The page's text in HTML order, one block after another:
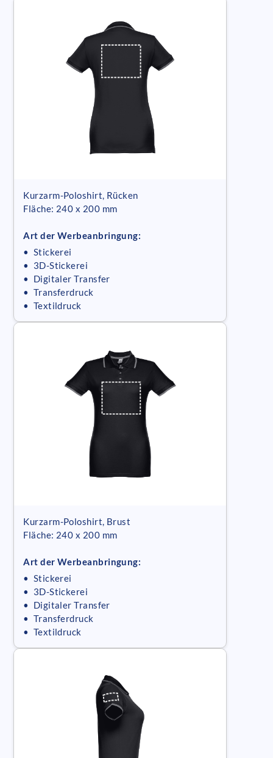
Kurzarm-Poloshirt, Rücken
Fläche: 240 x 200 mm
Art der Werbeanbringung:
• Stickerei
• 3D-Stickerei
• Digitaler Transfer
• Transferdruck
• Textildruck
Kurzarm-Poloshirt, Brust
Fläche: 240 x 200 mm
Art der Werbeanbringung:
• Stickerei
• 3D-Stickerei
• Digitaler Transfer
• Transferdruck
• Textildruck